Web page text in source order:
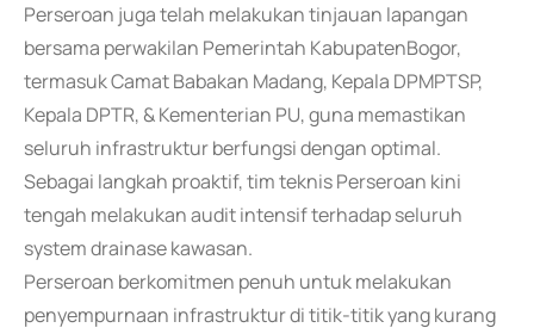
Perseroan juga telah melakukan tinjauan lapangan
bersama perwakilan Pemerintah KabupatenBogor,
termasuk Camat Babakan Madang, Kepala DPMPTSP,
Kepala DPTR, & Kementerian PU, guna memastikan
seluruh infrastruktur berfungsi dengan optimal.
Sebagai langkah proaktif, tim teknis Perseroan kini
tengah melakukan audit intensif terhadap seluruh
system drainase kawasan.
Perseroan berkomitmen penuh untuk melakukan
penyempurnaan infrastruktur di titik-titik yang kurang